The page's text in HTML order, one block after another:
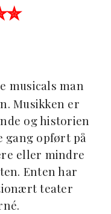
musicals man
Musikken er
og historien
gang opført på
eller mindre
Enten har
teater